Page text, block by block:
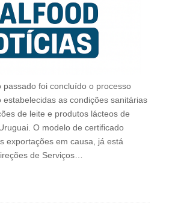
passado foi concluído o processo
estabelecidas as condições sanitárias
de leite e produtos lácteos de
O modelo de certificado
exportações em causa, já está
de Serviços…